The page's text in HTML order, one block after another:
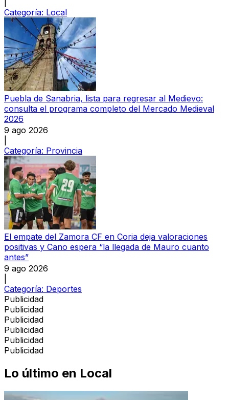
Categoría: Local
Puebla de Sanabria, lista para regresar al Medievo:
consulta el programa completo del Mercado Medieval
2026
9 ago 2026
Categoría: Provincia
El empate del Zamora CF en Coria deja valoraciones
positivas y Cano espera “la llegada de Mauro cuanto
antes”
9 ago 2026
Categoría: Deportes
Publicidad
Publicidad
Publicidad
Publicidad
Publicidad
Publicidad
Lo último en Local